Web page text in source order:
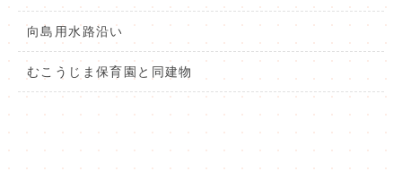
向島用水路沿い
むこうじま保育園と同建物